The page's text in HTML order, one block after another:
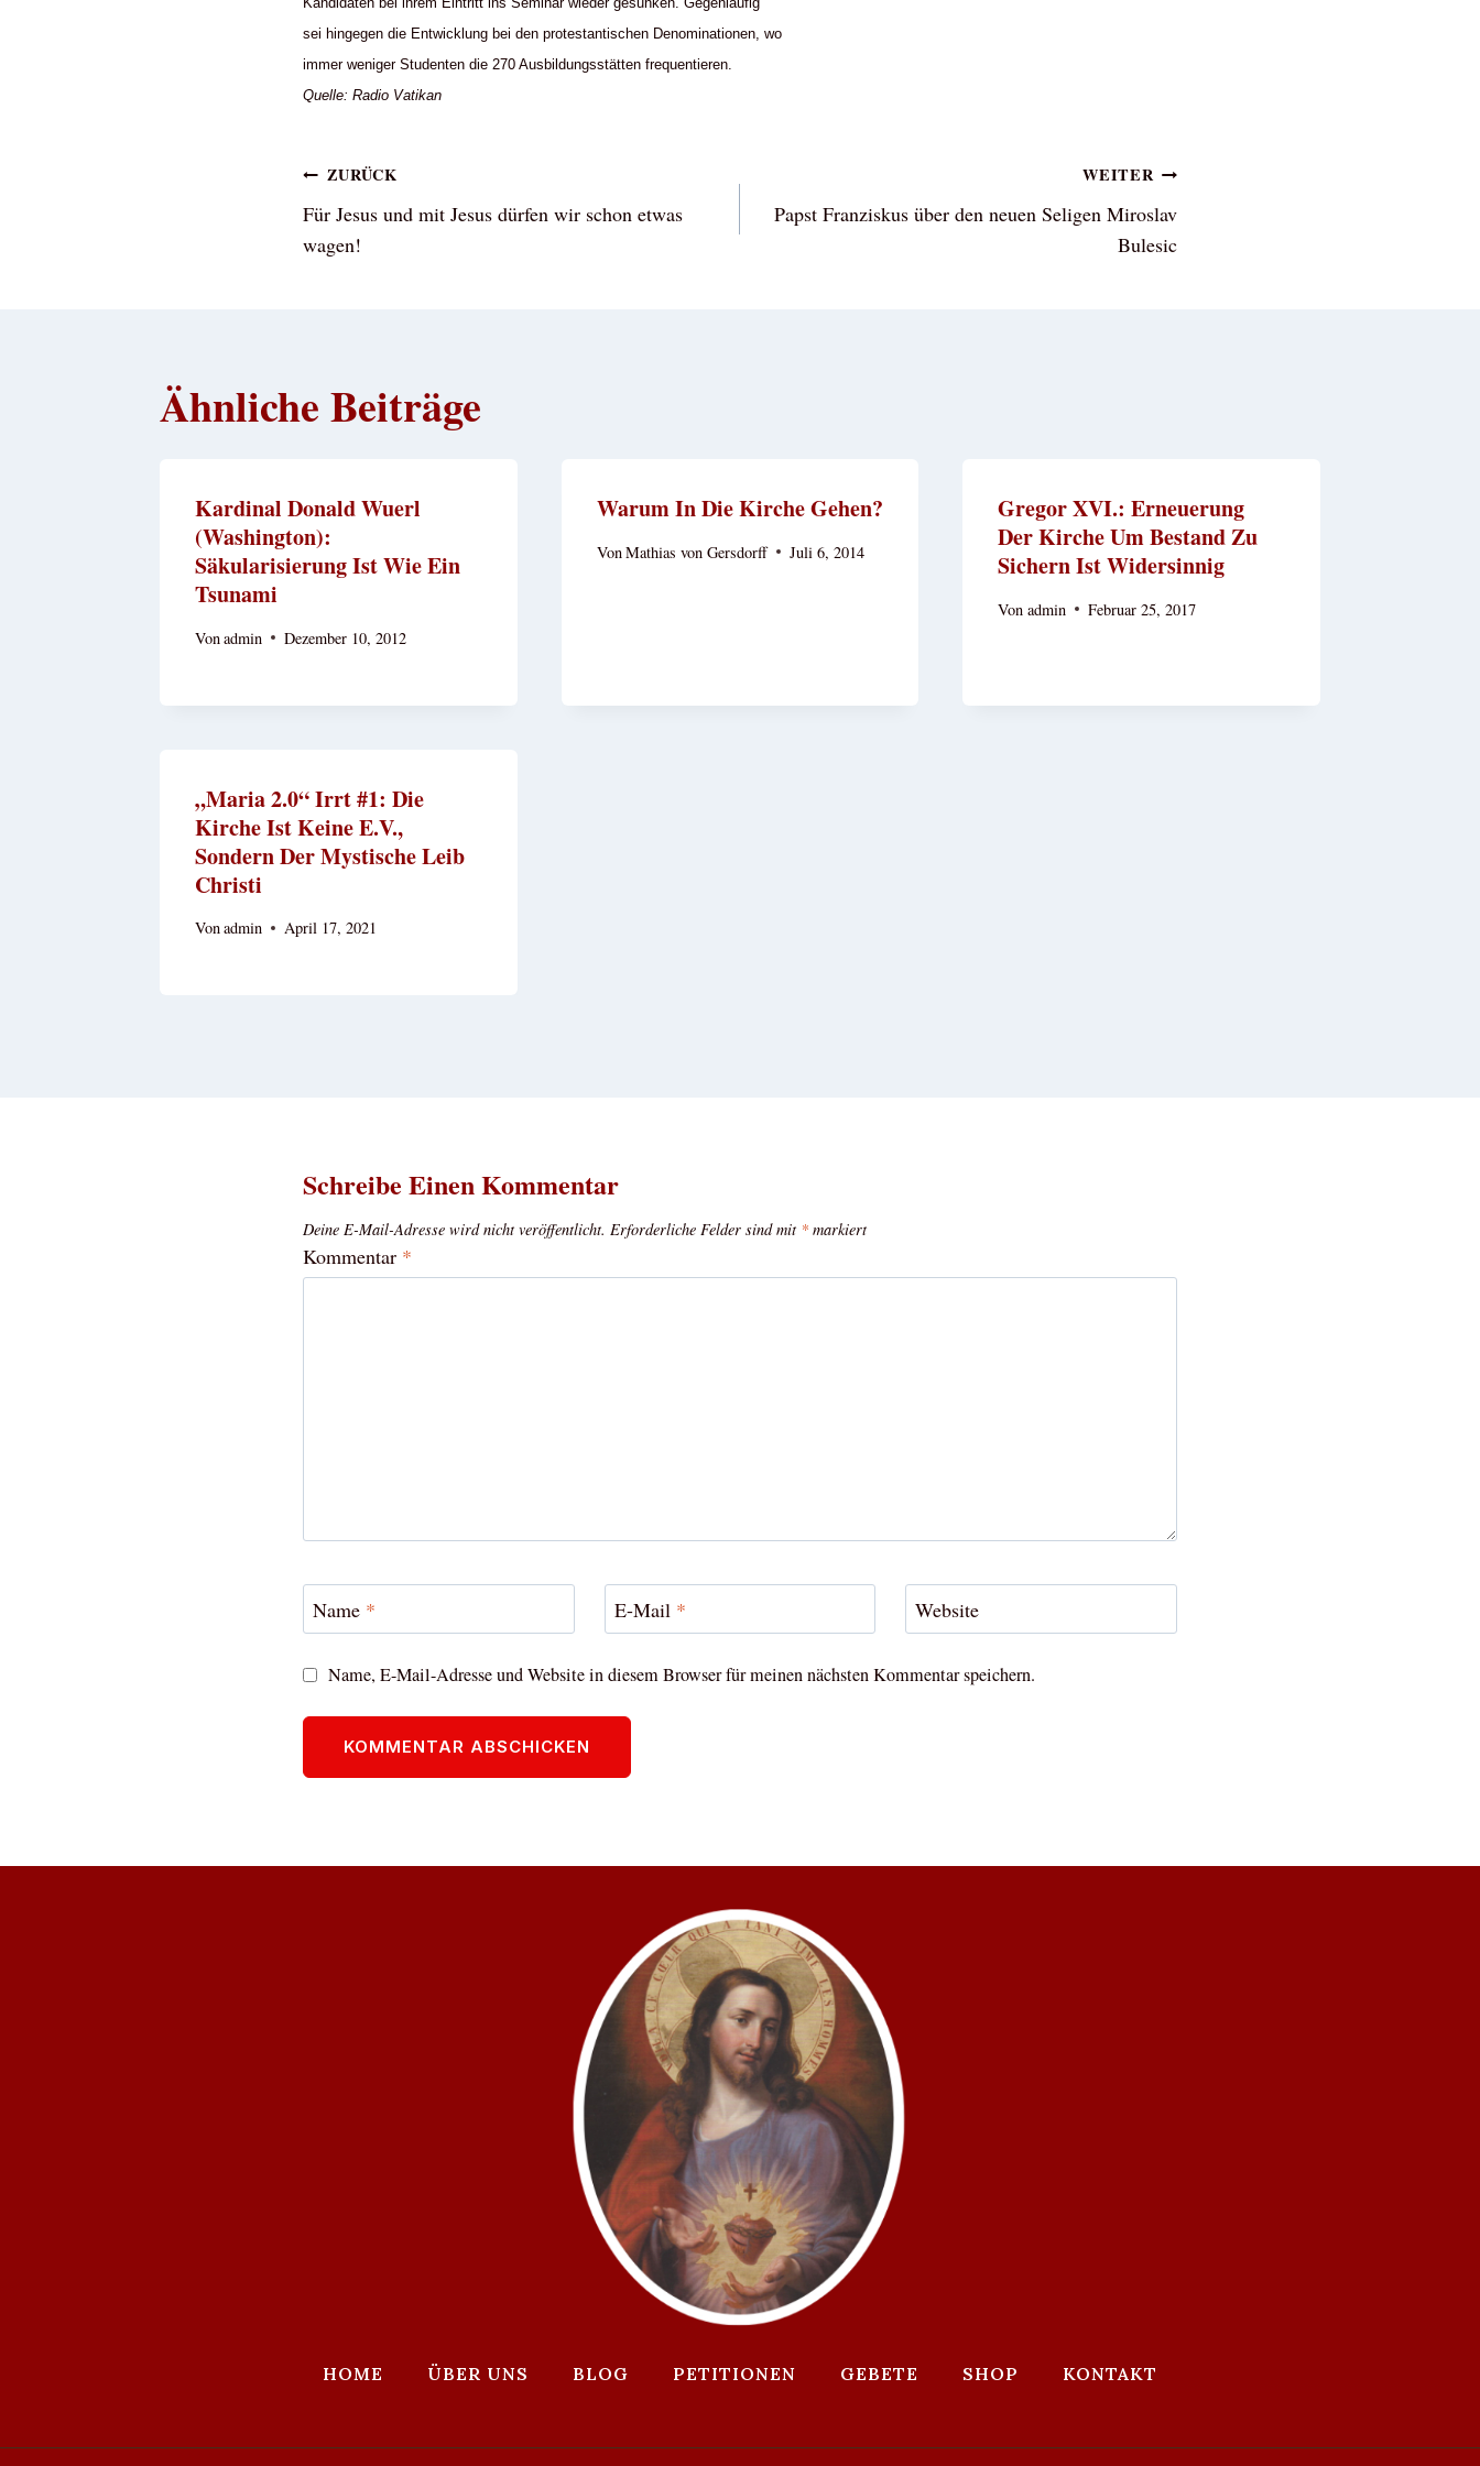
sei hingegen die Entwicklung bei den protestantischen Denominationen, wo
immer weniger Studenten die 270 Ausbildungsstätten frequentieren.
Quelle: Radio Vatikan
Beitragsnavigation
ZURÜCK
Für Jesus und mit Jesus dürfen wir schon etwas
wagen!
WEITER
Papst Franziskus über den neuen Seligen Miroslav
Bulesic
Ähnliche Beiträge
Kardinal Donald Wuerl
(Washington):
Säkularisierung Ist Wie Ein
Tsunami
Vonadmin Dezember 10, 2012
Warum In Die Kirche Gehen?
VonMathias von Gersdorff Juli 6, 2014
Gregor XVI.: Erneuerung
Der Kirche Um Bestand Zu
Sichern Ist Widersinnig
Von admin Februar 25, 2017
„Maria 2.0“ Irrt #1: Die
Kirche Ist Keine E.V.,
Sondern Der Mystische Leib
Christi
Vonadmin April 17, 2021
Schreibe Einen Kommentar
Deine E-Mail-Adresse wird nicht veröffentlicht. Erforderliche Felder sind mit * markiert
Kommentar *
Name * E-Mail * Website
Name, E-Mail-Adresse und Website in diesem Browser für meinen nächsten Kommentar speichern.
HOME ÜBER UNS BLOG PETITIONEN GEBETE SHOP KONTAKT